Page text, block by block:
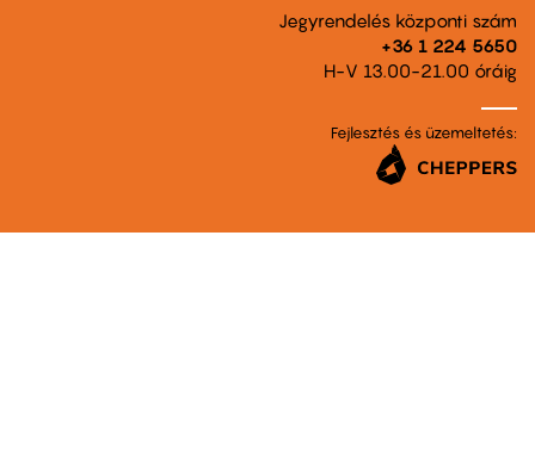
Jegyrendelés központi szám
+36 1 224 5650
H-V 13.00-21.00 óráig
Fejlesztés és üzemeltetés: